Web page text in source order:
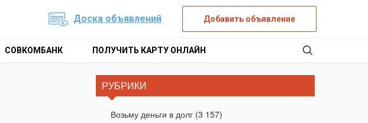
Доска объявлений Добавить объявление
СОВКОМБАНК ПОЛУЧИТЬ КАРТУ ОНЛАЙН
РУБРИКИ
Возьму деньги в долг(3 157)